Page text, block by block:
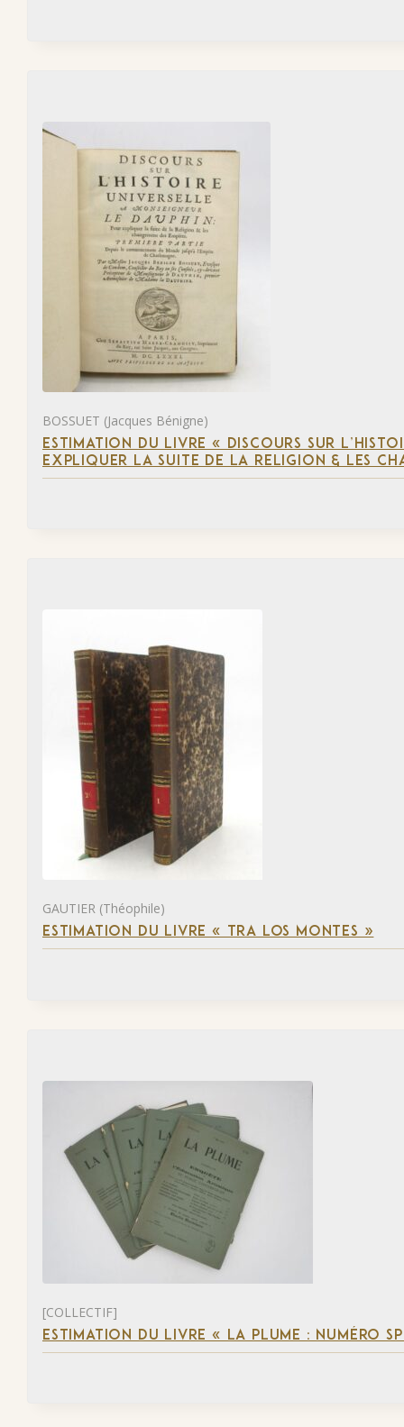
BOSSUET (Jacques Bénigne)
ESTIMATION DU LIVRE « DISCOURS SUR
EXPLIQUER LA SUITE DE LA RELIGION & LES
GAUTIER (Théophile)
ESTIMATION DU LIVRE « TRA LOS MONTES »
[COLLECTIF]
ESTIMATION DU LIVRE « LA PLUME : NUMÉRO